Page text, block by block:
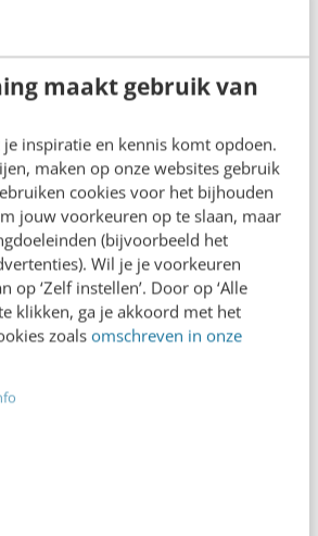
maakt gebruik van
inspiratie en kennis komt opdoen.
maken op onze websites gebruik
cookies voor het bijhouden
jouw voorkeuren op te slaan, maar
(bijvoorbeeld het
Wil je je voorkeuren
op ‘Zelf instellen’. Door op ‘Alle
klikken, ga je akkoord met het
zoals omschreven in onze
& GEO-